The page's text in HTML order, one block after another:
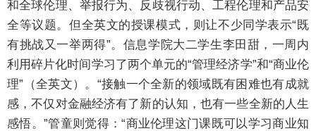
和全球伦理、举报行为、反歧视行动、工程伦理和产品安
全等议题。但全英文的授课模式，则让不少同学表示“既
有挑战又一举两得”。信息学院大二学生李田甜，一周内
利用碎片化时间学习了两个单元的“管理经济学”和“商业伦
理”（全英文）。“接触一个全新的领域既有困难也有成就
感，不仅对金融经济有了新的认知，也有一些全新的人生
感悟。”管童则觉得：“商业伦理这门课既可以学习商业知